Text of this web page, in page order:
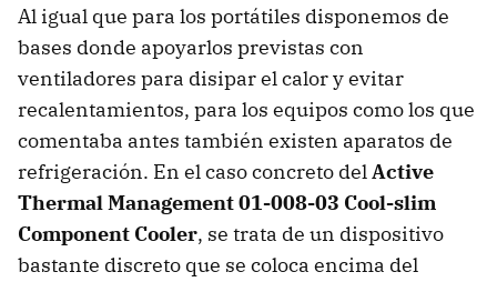
Al igual que para los portátiles disponemos de
bases donde apoyarlos previstas con
ventiladores para disipar el calor y evitar
recalentamientos, para los equipos como los que
comentaba antes también existen aparatos de
refrigeración. En el caso concreto delActive
Thermal Management 01-008-03 Cool-slim
Component Cooler, se trata de un dispositivo
bastante discreto que se coloca encima del